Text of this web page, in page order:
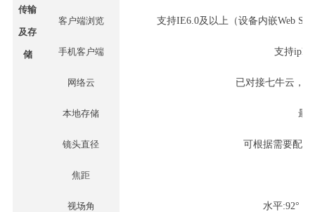
传输
及存
储
客户端浏览 支持IE6.0及以上（设备内嵌Web
手机客户端 支持
网络云 已对接七牛云，
本地存储 最
镜头直径 可根据需要配
焦距
视场角 水平:92°，